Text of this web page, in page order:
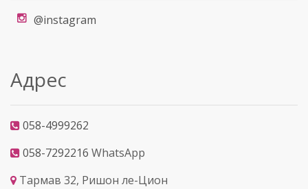
@instagram
Адрес
058-4999262
058-7292216 WhatsApp
Тармав 32, Ришон ле-Цион